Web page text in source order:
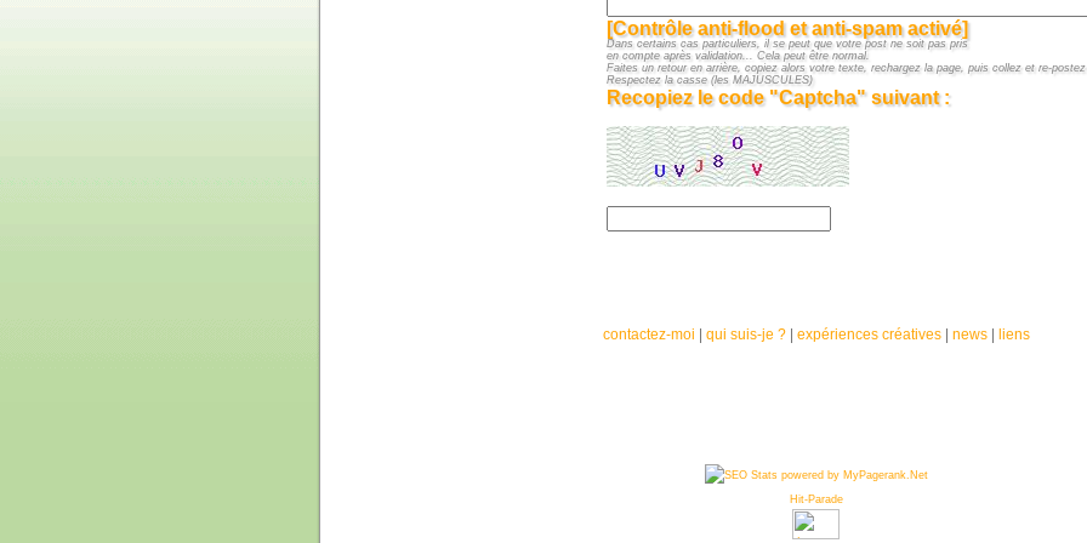
[Contrôle anti-flood et anti-spam activé]
Dans certains cas particuliers, il se peut que votre post ne soit pas pris
en compte après validation... Cela peut être normal.
Faites un retour en arrière, copiez alors votre texte, rechargez la page, puis collez et re-
Respectez la casse (les MAJUSCULES)
Recopiez le code "Captcha" suivant :
contactez-moi qui suis-je ?| expériences créatives| news| liens